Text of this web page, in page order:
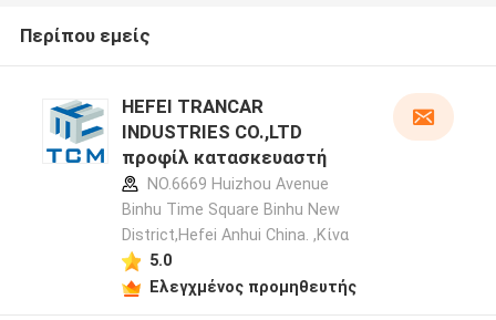
Περίπου εμείς
HEFEI TRANCAR
INDUSTRIES CO.,LTD
προφίλ κατασκευαστή
NO.6669 Huizhou Avenue
Binhu Time Square Binhu New
District,Hefei Anhui China. ,Κίνα
5.0
Ελεγχμένος προμηθευτής